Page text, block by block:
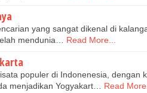
yang sangat dikenal di
mendunia…
Read More...
populer di Indonenesia, dengan
menjadikan Yogyakart…
Read